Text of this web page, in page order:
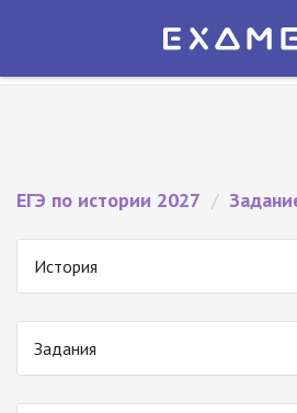
Экзамер — ЕГЭ 2027
ЕГЭ по истории 2027 /
История
Задания